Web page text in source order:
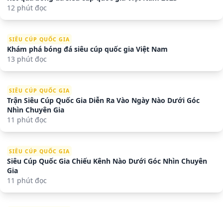
12 phút đọc
SIÊU CÚP QUỐC GIA
Khám phá bóng đá siêu cúp quốc gia Việt Nam
13 phút đọc
SIÊU CÚP QUỐC GIA
Trận Siêu Cúp Quốc Gia Diễn Ra Vào Ngày Nào Dưới Góc
Nhìn Chuyên Gia
11 phút đọc
SIÊU CÚP QUỐC GIA
Siêu Cúp Quốc Gia Chiếu Kênh Nào Dưới Góc Nhìn Chuyên
Gia
11 phút đọc